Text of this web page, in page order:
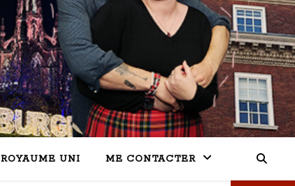
ROYAUME UNI ME CONTACTER